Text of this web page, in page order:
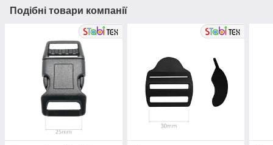
Подібні товари компанії